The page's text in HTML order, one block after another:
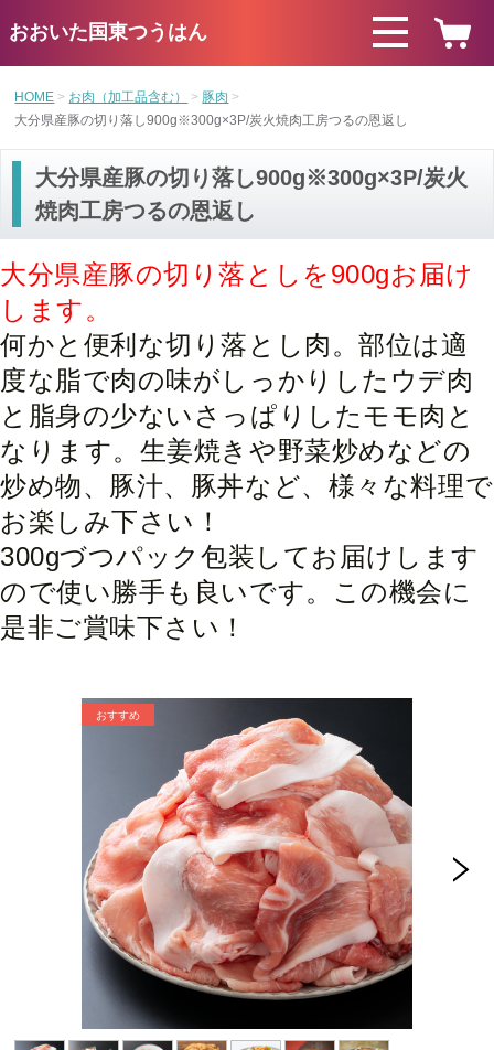
おおいた国東つうはん
HOME お肉（加工品含む）
豚肉
大分県産豚の切り落し900g※300g×3P/炭火焼肉工房つるの恩返し
大分県産豚の切り落し900g※300g×3P/炭火
焼肉工房つるの恩返し
大分県産豚の切り落としを900gお届け
します。
何かと便利な切り落とし肉。部位は適
度な脂で肉の味がしっかりしたウデ肉
と脂身の少ないさっぱりしたモモ肉と
なります。 生姜焼きや野菜炒めなどの
炒め物、豚汁、豚丼など、様々な料理で
お楽しみ下さい！
300gづつパック包装してお届けします
ので使い勝手も良いです。この機会に
是非ご賞味下さい！